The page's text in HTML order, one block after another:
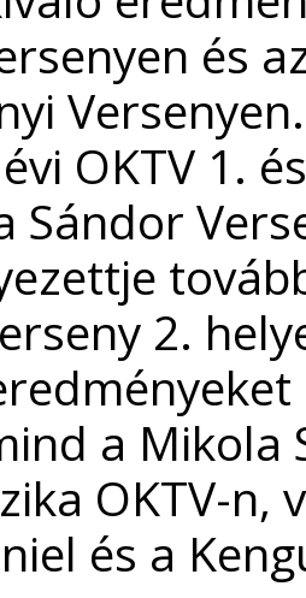
és
OKTV 1.
Sándor
2.
a Mikola
OKTV-
és a